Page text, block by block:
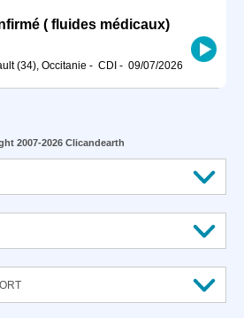
( fluides médicaux)
(34), Occitanie - CDI - 09/07/2026
2007-2026 Clicandearth